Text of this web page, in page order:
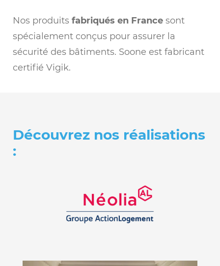
Nos produits fabriqués en France sont
spécialement conçus pour assurer la
sécurité des bâtiments. Soone est fabricant
certifié Vigik.
Découvrez nos réalisations
: